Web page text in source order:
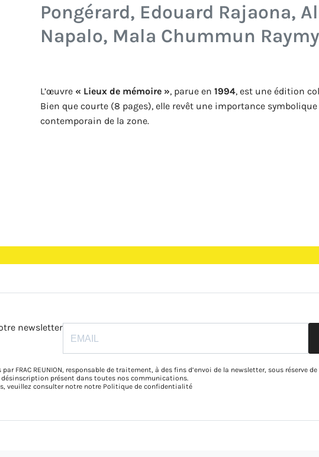
Pongérard, Edouard Rajaona,
Napalo, Mala Chummun
L’œuvre « Lieux de mémoire », parue en 1994, est une édition
Bien que courte (8 pages), elle revêt une importance
contemporain de la zone.
newsletter
FRAC REUNION, responsable de traitement, à des fins d’envoi de la newsletter, sous réserve
présent dans toutes nos communications.
veuillez consulter notre notre Politique de confidentialité